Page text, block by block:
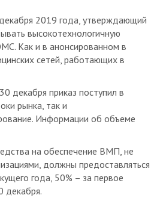
2019 года, утверждающий
высокотехнологичную
Как и в анонсированном в
сетей, работающих в
декабря приказ поступил в
рынка, так и
Информации об объеме
на обеспечение ВМП, не
должны предоставляться
года, 50% – за первое
декабря.